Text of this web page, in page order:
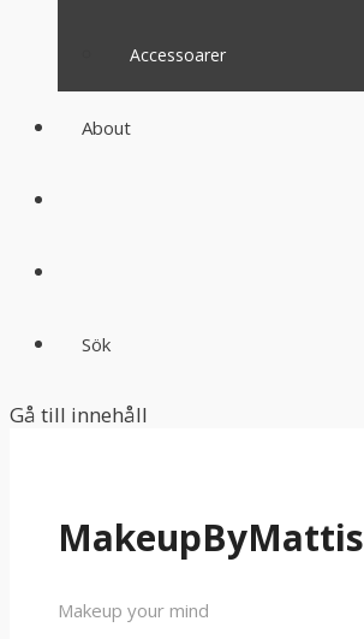
Accessoarer
About
Sök
Gå till innehåll
MakeupByMattis
Makeup your mind